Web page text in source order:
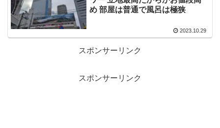
め 部屋は普通で風呂は極狭
2023.10.29
スポンサーリンク
スポンサーリンク